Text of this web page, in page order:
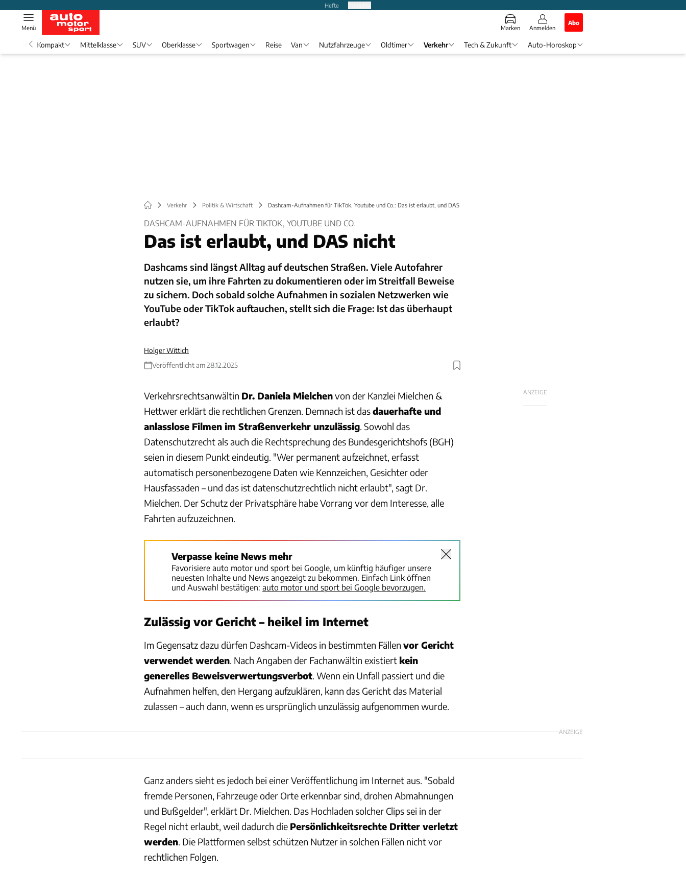
Hefte
Marken Anmelden
Abo
Menü
Kompakt Mittelklasse SUV Oberklasse Sportwagen Reise Van Nutzfahrzeuge Oldtimer Verkehr Tech & Zukunft Auto-Horoskop
Verkehr Politik & Wirtschaft Dashcam-Aufnahmen für TikTok, Youtube und Co.: Das ist erlaubt, und DAS nicht
DASHCAM-AUFNAHMEN FÜR TIKTOK, YOUTUBE UND CO.
Das ist erlaubt, und DAS nicht
Dashcams sind längst Alltag auf deutschen Straßen. Viele Autofahrer
nutzen sie, um ihre Fahrten zu dokumentieren oder im Streitfall Beweise
zu sichern. Doch sobald solche Aufnahmen in sozialen Netzwerken wie
YouTube oder TikTok auftauchen, stellt sich die Frage: Ist das überhaupt
erlaubt?
Holger Wittich
Veröffentlicht am 28.12.2025
ANZEIGE
Verkehrsrechtsanwältin Dr. Daniela Mielchenvon der Kanzlei Mielchen &
Hettwer erklärt die rechtlichen Grenzen. Demnach ist dasdauerhafte und
anlasslose Filmen im Straßenverkehr unzulässig. Sowohl das
Datenschutzrecht als auch die Rechtsprechung des Bundesgerichtshofs (BGH)
seien in diesem Punkt eindeutig. "Wer permanent aufzeichnet, erfasst
automatisch personenbezogene Daten wie Kennzeichen, Gesichter oder
Hausfassaden – und das ist datenschutzrechtlich nicht erlaubt", sagt Dr.
Mielchen. Der Schutz der Privatsphäre habe Vorrang vor dem Interesse, alle
Fahrten aufzuzeichnen.
Verpasse keine News mehr
Favorisiere auto motor und sport bei Google, um künftig häufiger unsere
neuesten Inhalte und News angezeigt zu bekommen. Einfach Link öffnen
und Auswahl bestätigen: auto motor und sport bei Google bevorzugen.
Zulässig vor Gericht – heikel im Internet
Im Gegensatz dazu dürfen Dashcam-Videos in bestimmten Fällen vor Gericht
verwendet werden. Nach Angaben der Fachanwältin existiert kein
generelles Beweisverwertungsverbot. Wenn ein Unfall passiert und die
Aufnahmen helfen, den Hergang aufzuklären, kann das Gericht das Material
zulassen – auch dann, wenn es ursprünglich unzulässig aufgenommen wurde.
ANZEIGE
Ganz anders sieht es jedoch bei einer Veröffentlichung im Internet aus. "Sobald
fremde Personen, Fahrzeuge oder Orte erkennbar sind, drohen Abmahnungen
und Bußgelder", erklärt Dr. Mielchen. Das Hochladen solcher Clips sei in der
Regel nicht erlaubt, weil dadurch die Persönlichkeitsrechte Dritter verletzt
werden. Die Plattformen selbst schützen Nutzer in solchen Fällen nicht vor
rechtlichen Folgen.